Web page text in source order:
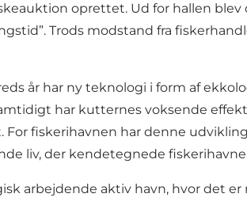
oprettet. Ud for hallen
Trods modstand fra
år har ny teknologi i form af
har kutternes voksende
For fiskerihavnen har denne
liv, der kendetegnede
arbejdende aktiv havn, hvor det